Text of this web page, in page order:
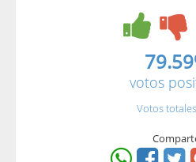
votos
Votos